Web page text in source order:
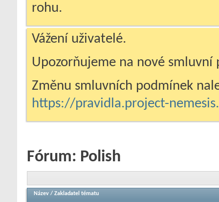
rohu.
Vážení uživatelé.
Upozorňujeme na nové smluvní
Změnu smluvních podmínek
https://pravidla.project-
Fórum: Polish
Název / Zakladatel tématu